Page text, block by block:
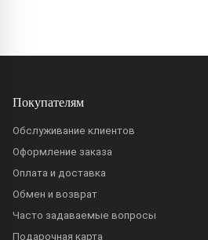
Покупателям
Обслуживание клиентов
Оформление заказа
Оплата и доставка
Обмен и возврат
Часто задаваемые вопросы
Подарочная карта